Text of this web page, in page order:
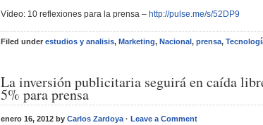
Vídeo: 10 reflexiones para la prensa – http://pulse.me/s/52DP9
Filed under estudios y analisis, Marketing, Nacional, prensa,
La inversión publicitaria seguirá en caída
5% para prensa
enero 16, 2012 by Carlos Zardoya · Leave a Comment